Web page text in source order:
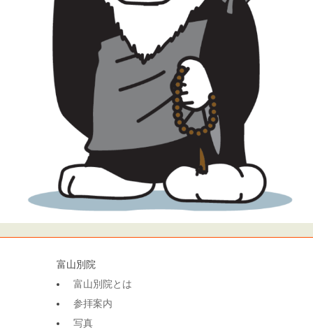
富山別院
富山別院とは
参拝案内
写真